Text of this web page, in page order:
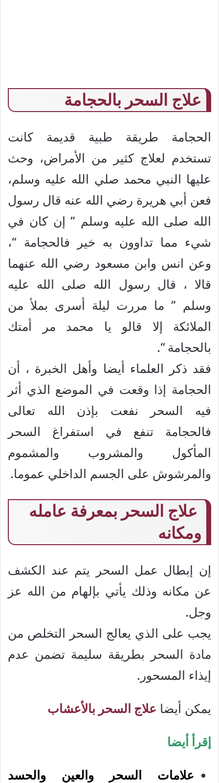
علاج السحر بالحجامة
الحجامة طريقة طبية قديمة كانت
تستخدم لعلاج كثير من الأمراض، وحث
عليها النبي محمد صلي الله عليه وسلم،
فعن أبي هريرة رضي الله عنه قال رسول
الله صلى الله عليه وسلم ” إن كان في
شيء مما تداوون به خير فالحجامة “،
وعن انس وابن مسعود رضي الله عنهما
قالا ، قال رسول الله صلى الله عليه
وسلم ” ما مررت ليلة أسرى بملأ من
الملائكة إلا قالو يا محمد مر أمتك
بالحجامة “.
فقد ذكر العلماء أيضا وأهل الخبرة ، أن
الحجامة إذا وقعت في الموضع الذي أثر
فيه السحر نفعت بإذن الله تعالى
فالحجامة تنفع في استفراغ السحر
المأكول والمشروب والمشموم
والمرشوش على الجسم الداخلي عموما.
علاج السحر بمعرفة عامله
ومكانه
إن إبطال عمل السحر يتم عند الكشف
عن مكانه وذلك يأتي بإلهام من الله عز
وجل.
يجب على الذي يعالج السحر التخلص من
مادة السحر بطريقة سليمة تضمن عدم
إيذاء المسحور.
يمكن أيضا علاج السحر بالأعشاب
إقرأ أيضا
علامات السحر والعين والحسد